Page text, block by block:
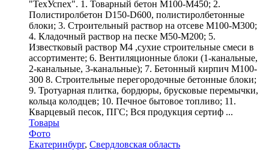
"ТехУспех". 1. Товарный бетон М100-М450; 2.
Полистиролбетон D150-D600, полистиролбетонные
блоки; 3. Строительный раствор на отсеве М100-М300;
4. Кладочный раствор на песке М50-М200; 5.
Известковый раствор М4 ,сухие строительные смеси в
ассортименте; 6. Вентиляционные блоки (1-канальные,
2-канальные, 3-канальные); 7. Бетонный кирпич М100-
300 8. Строительные перегородочные бетонные блоки;
9. Тротуарная плитка, бордюры, брусковые перемычки,
кольца колодцев; 10. Печное бытовое топливо; 11.
Кварцевый песок, ПГС; Вся продукция сертиф ...
Товары
Фото
Екатеринбург, Свердловская область